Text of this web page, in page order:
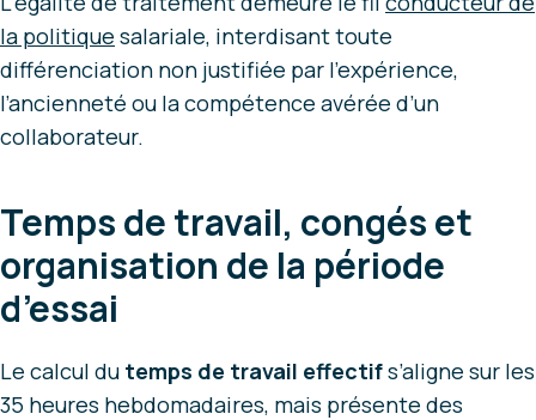
la politique salariale, interdisant toute
différenciation non justifiée par l’expérience,
l’ancienneté ou la compétence avérée d’un
collaborateur.
Temps de travail, congés et
organisation de la période
d’essai
Le calcul du temps de travail effectifs’aligne sur les
35 heures hebdomadaires, mais présente des